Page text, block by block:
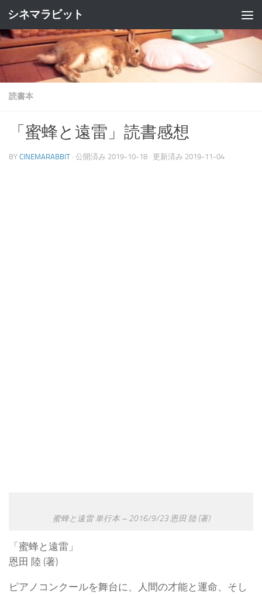
コンテンツへスキップ
シネマラビット
読書本
「蜜蜂と遠雷」読書感想
BY CINEMARABBIT · 公開済み 2019-10-18 · 更新済み 2019-11-04
蜜蜂と遠雷 単行本 – 2016/9/23 恩田 陸 (著)
「蜜蜂と遠雷」
恩田 陸 (著)
ピアノコンクールを舞台に、人間の才能と運命、そし